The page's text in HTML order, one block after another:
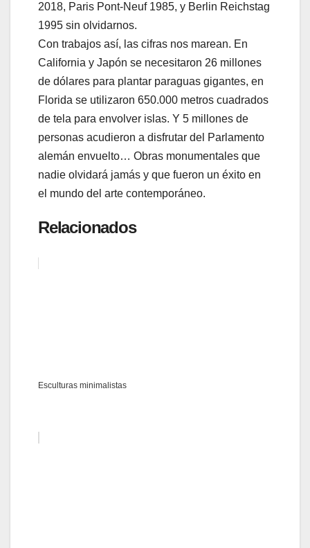
2018, Paris Pont-Neuf 1985, y Berlin Reichstag
1995 sin olvidarnos.
Con trabajos así, las cifras nos marean. En
California y Japón se necesitaron 26 millones
de dólares para plantar paraguas gigantes, en
Florida se utilizaron 650.000 metros cuadrados
de tela para envolver islas. Y 5 millones de
personas acudieron a disfrutar del Parlamento
alemán envuelto… Obras monumentales que
nadie olvidará jamás y que fueron un éxito en
el mundo del arte contemporáneo.
Relacionados
Esculturas minimalistas